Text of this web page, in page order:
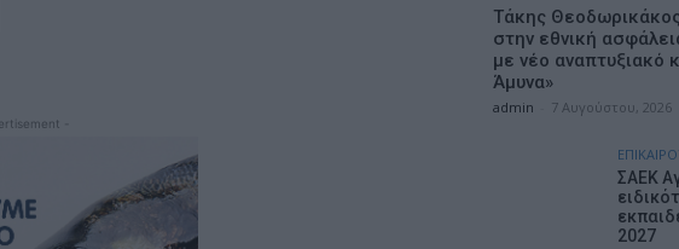
-
Τάκης
στην εθνική
με νέο αναπτυξιακό
Άμυνα»
admin 7 Αυγούστου, 2026
ΣΑΕΚ
2027